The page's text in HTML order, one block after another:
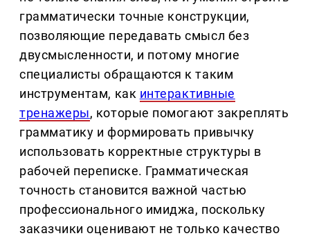
грамматически точные конструкции,
позволяющие передавать смысл без
двусмысленности, и потому многие
специалисты обращаются к таким
инструментам, как интерактивные
тренажеры, которые помогают закреплять
грамматику и формировать привычку
использовать корректные структуры в
рабочей переписке. Грамматическая
точность становится важной частью
профессионального имиджа, поскольку
заказчики оценивают не только качество